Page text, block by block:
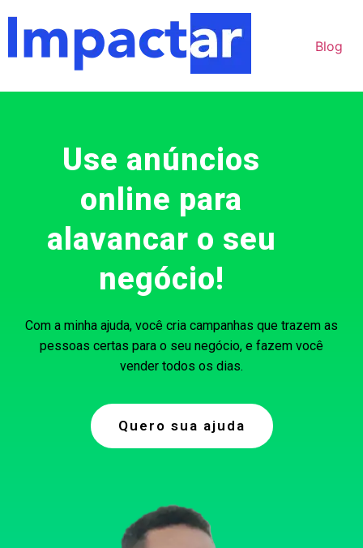
Blog
Use anúncios
online para
alavancar o seu
negócio!
Com a minha ajuda, você cria campanhas que trazem as
pessoas certas para o seu negócio, e fazem você
vender todos os dias.
Quero sua ajuda